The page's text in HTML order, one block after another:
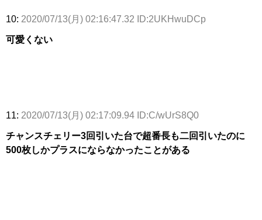
10: 2020/07/13(月) 02:16:47.32 ID:2UKHwuDCp
可愛くない
11: 2020/07/13(月) 02:17:09.94 ID:C/wUrS8Q0
チャンスチェリー3回引いた台で超番長も二回引いたのに
500枚しかプラスにならなかったことがある